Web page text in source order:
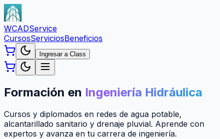
WCADService
CursosServiciosBeneficios
Ingresar a Class
Formación en Ingeniería Hidráulica
Cursos y diplomados en redes de agua potable,
alcantarillado sanitario y drenaje pluvial. Aprende con
expertos y avanza en tu carrera de ingeniería.